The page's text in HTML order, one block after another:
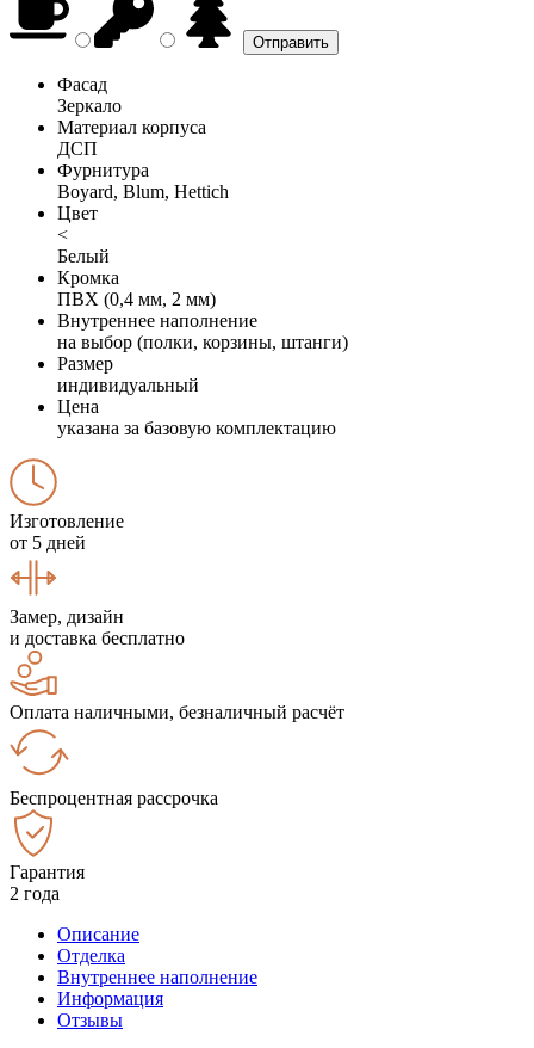
Фасад
Зеркало
Материал корпуса
ДСП
Фурнитура
Boyard, Blum, Hettich
Цвет
<
Белый
Кромка
ПВХ (0,4 мм, 2 мм)
Внутреннее наполнение
на выбор (полки, корзины, штанги)
Размер
индивидуальный
Цена
указана за базовую комплектацию
Изготовление
от 5 дней
Замер, дизайн
и доставка бесплатно
Оплата наличными, безналичный расчёт
Беспроцентная рассрочка
Гарантия
2 года
Описание
Отделка
Внутреннее наполнение
Информация
Отзывы